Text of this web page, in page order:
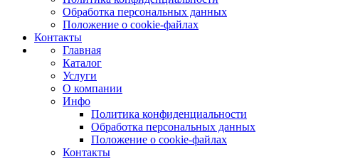
Обработка персональных данных
Положение о cookie-файлах
Контакты
Главная
Каталог
Услуги
О компании
Инфо
Политика конфиденциальности
Обработка персональных данных
Положение о cookie-файлах
Контакты